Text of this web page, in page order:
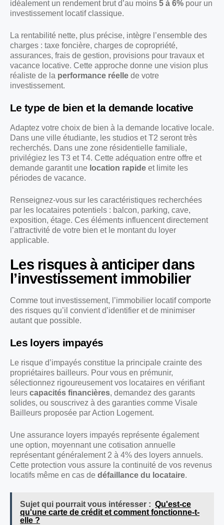
idéalement un rendement brut d’au moins 5 à 6% pour un
investissement locatif classique.
La rentabilité nette, plus précise, intègre l’ensemble des
charges : taxe foncière, charges de copropriété,
assurances, frais de gestion, provisions pour travaux et
vacance locative. Cette approche donne une vision plus
réaliste de la performance réelle de votre
investissement.
Le type de bien et la demande locative
Adaptez votre choix de bien à la demande locative locale.
Dans une ville étudiante, les studios et T2 seront très
recherchés. Dans une zone résidentielle familiale,
privilégiez les T3 et T4. Cette adéquation entre offre et
demande garantit une location rapide et limite les
périodes de vacance.
Renseignez-vous sur les caractéristiques recherchées
par les locataires potentiels : balcon, parking, cave,
exposition, étage. Ces éléments influencent directement
l’attractivité de votre bien et le montant du loyer
applicable.
Les risques à anticiper dans
l’investissement immobilier
Comme tout investissement, l’immobilier locatif comporte
des risques qu’il convient d’identifier et de minimiser
autant que possible.
Les loyers impayés
Le risque d’impayés constitue la principale crainte des
propriétaires bailleurs. Pour vous en prémunir,
sélectionnez rigoureusement vos locataires en vérifiant
leurs capacités financières, demandez des garants
solides, ou souscrivez à des garanties comme Visale
Bailleurs proposée par Action Logement.
Une assurance loyers impayés représente également
une option, moyennant une cotisation annuelle
représentant généralement 2 à 4% des loyers annuels.
Cette protection vous assure la continuité de vos revenus
locatifs même en cas de défaillance du locataire.
Sujet qui pourrait vous intéresser : Qu'est-ce
qu'une carte de crédit et comment fonctionne-t-
elle ?